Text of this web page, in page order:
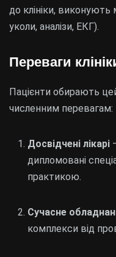
до клініки, виконують
уколи, аналізи, ЕКГ).
Переваги
Пацієнти обирають
численним перевагам:
Досвідчені лікарі
дипломовані
практикою.
Сучасне
комплекси від